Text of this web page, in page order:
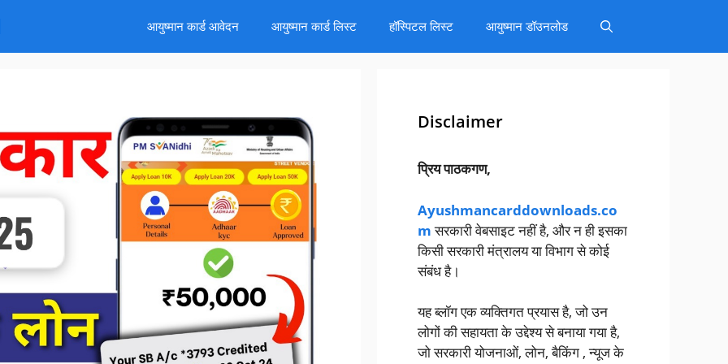
आयुष्मान कार्ड आवेदन आयुष्मान कार्ड लिस्ट हॉस्पिटल लिस्ट आयुष्मान डॉउनलोड
Disclaimer
प्रिय पाठकगण,
Ayushmancarddownloads.co
mसरकारी वेबसाइट नहीं है, और न ही इसका
किसी सरकारी मंत्रालय या विभाग से कोई
संबंध है।
यह ब्लॉग एक व्यक्तिगत प्रयास है, जो उन
लोगों की सहायता के उद्देश्य से बनाया गया है,
जो सरकारी योजनाओं, लोन, बैकिंग , न्यूज के